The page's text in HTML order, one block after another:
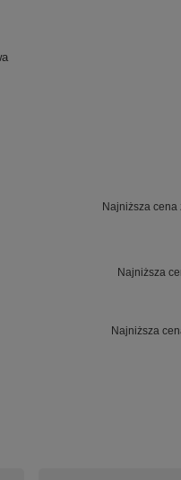
Najniższa
Najniższa
Najniższa